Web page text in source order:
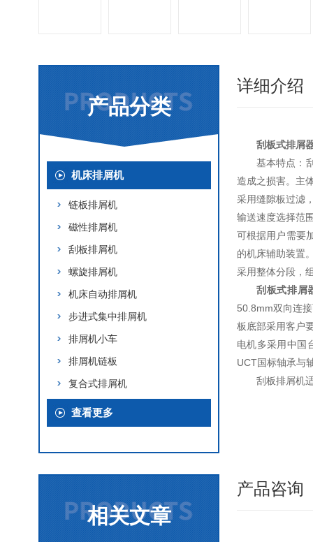
产品分类
机床排屑机
链板排屑机
磁性排屑机
刮板排屑机
螺旋排屑机
机床自动排屑机
步进式集中排屑机
排屑机小车
排屑机链板
复合式排屑机
查看更多
相关文章
详细介绍
刮板式排屑
基本特点：
造成之损害。主
采用缝隙板过滤
输送速度选择范
可根据用户需要
的机床辅助装置
采用整体分段，
刮板式排屑
50.8mm双向连
板底部采用客户
电机多采用中国
UCT国标轴承与
刮板排屑机
产品咨询